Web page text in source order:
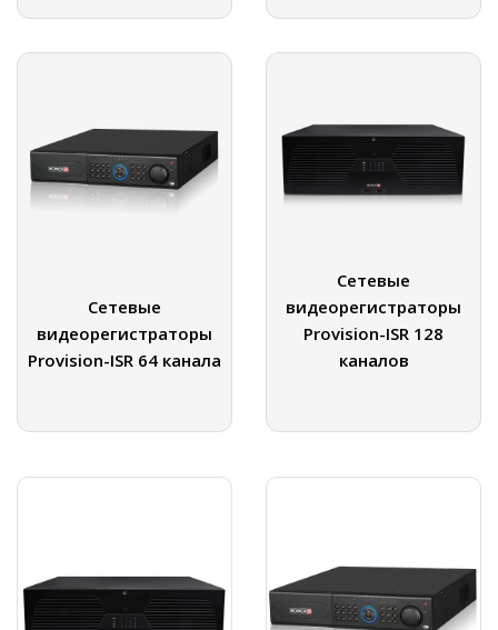
Сетевые
видеорегистраторы
Provision-ISR 64 канала
Сетевые
видеорегистраторы
Provision-ISR 128
каналов